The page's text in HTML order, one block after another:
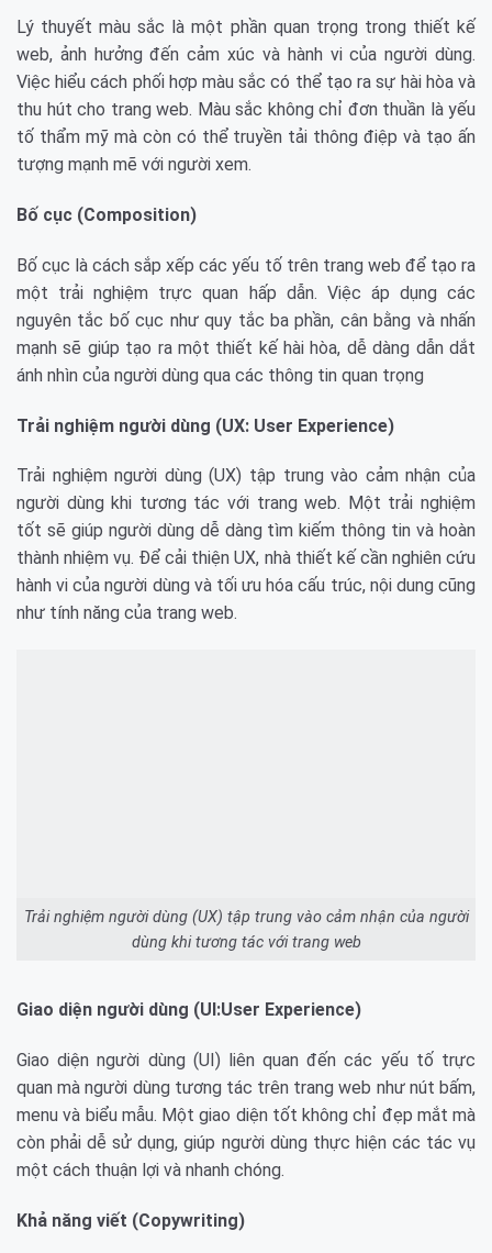
Lý thuyết màu sắc là một phần quan trọng trong thiết kế
web, ảnh hưởng đến cảm xúc và hành vi của người dùng.
Việc hiểu cách phối hợp màu sắc có thể tạo ra sự hài hòa và
thu hút cho trang web. Màu sắc không chỉ đơn thuần là yếu
tố thẩm mỹ mà còn có thể truyền tải thông điệp và tạo ấn
tượng mạnh mẽ với người xem.
Bố cục (Composition)
Bố cục là cách sắp xếp các yếu tố trên trang web để tạo ra
một trải nghiệm trực quan hấp dẫn. Việc áp dụng các
nguyên tắc bố cục như quy tắc ba phần, cân bằng và nhấn
mạnh sẽ giúp tạo ra một thiết kế hài hòa, dễ dàng dẫn dắt
ánh nhìn của người dùng qua các thông tin quan trọng
Trải nghiệm người dùng (UX: User Experience)
Trải nghiệm người dùng (UX) tập trung vào cảm nhận của
người dùng khi tương tác với trang web. Một trải nghiệm
tốt sẽ giúp người dùng dễ dàng tìm kiếm thông tin và hoàn
thành nhiệm vụ. Để cải thiện UX, nhà thiết kế cần nghiên cứu
hành vi của người dùng và tối ưu hóa cấu trúc, nội dung cũng
như tính năng của trang web.
Trải nghiệm người dùng (UX) tập trung vào cảm nhận của người
dùng khi tương tác với trang web
Giao diện người dùng (UI:User Experience)
Giao diện người dùng (UI) liên quan đến các yếu tố trực
quan mà người dùng tương tác trên trang web như nút bấm,
menu và biểu mẫu. Một giao diện tốt không chỉ đẹp mắt mà
còn phải dễ sử dụng, giúp người dùng thực hiện các tác vụ
một cách thuận lợi và nhanh chóng.
Khả năng viết (Copywriting)